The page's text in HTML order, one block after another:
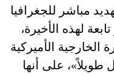
مباشر للجغرافيا
لهذه الأخيرة،
الأميركية
طويلاً»، على أنها